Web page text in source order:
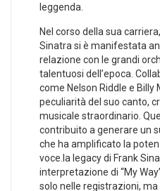
leggenda.
Nel corso della sua
Sinatra si è‌ manifestata
relazione con le grandi
talentuosi dell’epoca.
come Nelson Riddle ​e Billy
peculiarità del suo‍ canto,
musicale straordinario.
contribuito⁤ a ‍generare un
che ha ⁣amplificato la
voce.la legacy di ⁢Frank
interpretazione⁤ di “My
solo nelle registrazioni,